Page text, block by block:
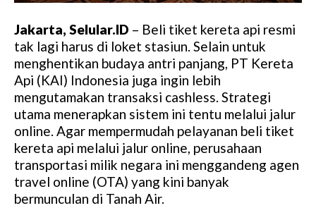
Jakarta, Selular.ID – Beli tiket kereta api resmi
tak lagi harus di loket stasiun. Selain untuk
menghentikan budaya antri panjang, PT Kereta
Api (KAI) Indonesia juga ingin lebih
mengutamakan transaksi cashless. Strategi
utama menerapkan sistem ini tentu melalui jalur
online. Agar mempermudah pelayanan beli tiket
kereta api melalui jalur online, perusahaan
transportasi milik negara ini menggandeng agen
travel online (OTA) yang kini banyak
bermunculan di Tanah Air.